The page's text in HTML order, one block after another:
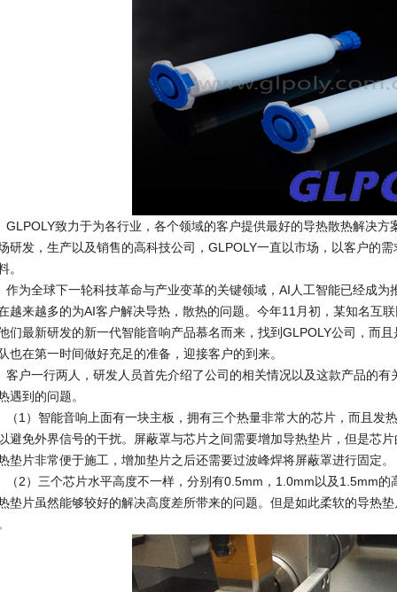
致力于为各行业，各个领域的客户提供最好的导热散热解决方
研发，生产以及销售的高科技公司，GLPOLY一直以市场，以客户的
。
全球下一轮科技革命与产业变革的关键领域，AI人工智能已经成为
越来越多的为AI客户解决导热，散热的问题。今年11月初，某知名互
们最新研发的新一代智能音响产品慕名而来，找到GLPOLY公司，而
也在第一时间做好充足的准备，迎接客户的到来。
一行两人，研发人员首先介绍了公司的相关情况以及这款产品的有
遇到的问题。
）智能音响上面有一块主板，拥有三个热量非常大的芯片，而且发
避免外界信号的干扰。屏蔽罩与芯片之间需要增加导热垫片，但是芯
垫片非常便于施工，增加垫片之后还需要过波峰焊将屏蔽罩进行固定。
）三个芯片水平高度不一样，分别有0.5mm，1.0mm以及1.5mm的
垫片虽然能够较好的解决高度差所带来的问题。但是如此柔软的导热